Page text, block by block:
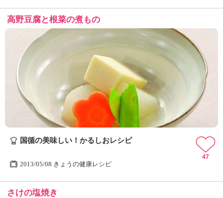
高野豆腐と根菜の煮もの
国循の美味しい！かるしおレシピ
2013/05/08 きょうの健康レシピ
47
さけの塩焼き